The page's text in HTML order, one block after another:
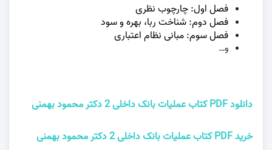
فصل اول: چارچوب نظری
فصل دوم: شناخت ربا، بهره و سود
فصل سوم: مبانی نظام اعتباری
و…
دانلود PDF کتاب عملیات بانک داخلی 2 دکتر محمود بهمنی
خرید PDF کتاب عملیات بانک داخلی 2 دکتر محمود بهمنی